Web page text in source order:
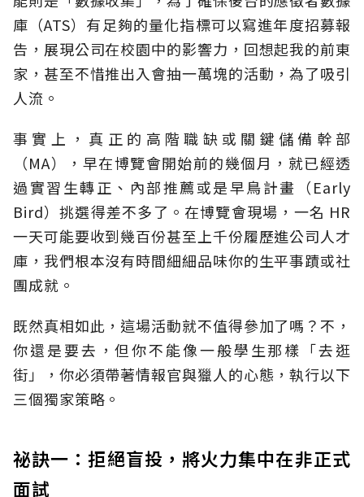
庫（ATS）有足夠的量化指標可以寫進年度招募報
告，展現公司在校園中的影響力，回想起我的前東
家，甚至不惜推出入會抽一萬塊的活動，為了吸引
人流。
事實上，真正的高階職缺或關鍵儲備幹部
（MA），早在博覽會開始前的幾個月，就已經透
過實習生轉正、內部推薦或是早鳥計畫（Early
Bird）挑選得差不多了。在博覽會現場，一名 HR
一天可能要收到幾百份甚至上千份履歷進公司人才
庫，我們根本沒有時間細細品味你的生平事蹟或社
團成就。
既然真相如此，這場活動就不值得參加了嗎？不，
你還是要去，但你不能像一般學生那樣「去逛
街」，你必須帶著情報官與獵人的心態，執行以下
三個獨家策略。
祕訣一：拒絕盲投，將火力集中在非正式
面試